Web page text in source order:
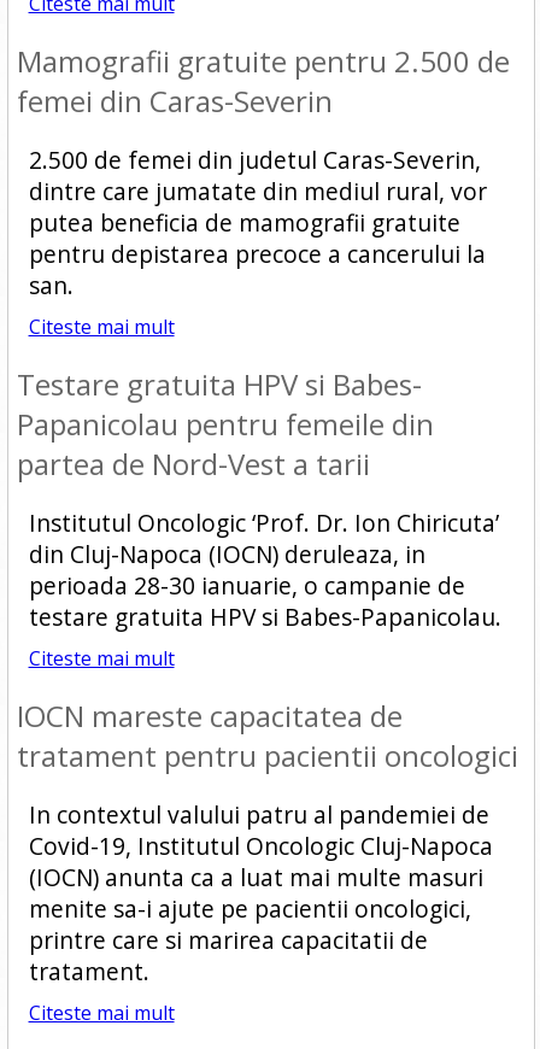
Mamografii gratuite pentru 2.500 de
femei din Caras-Severin
2.500 de femei din judetul Caras-Severin,
dintre care jumatate din mediul rural, vor
putea beneficia de mamografii gratuite
pentru depistarea precoce a cancerului la
san.
Citeste mai mult
Testare gratuita HPV si Babes-
Papanicolau pentru femeile din
partea de Nord-Vest a tarii
Institutul Oncologic ‘Prof. Dr. Ion Chiricuta’
din Cluj-Napoca (IOCN) deruleaza, in
perioada 28-30 ianuarie, o campanie de
testare gratuita HPV si Babes-Papanicolau.
Citeste mai mult
IOCN mareste capacitatea de
tratament pentru pacientii oncologici
In contextul valului patru al pandemiei de
Covid-19, Institutul Oncologic Cluj-Napoca
(IOCN) anunta ca a luat mai multe masuri
menite sa-i ajute pe pacientii oncologici,
printre care si marirea capacitatii de
tratament.
Citeste mai mult